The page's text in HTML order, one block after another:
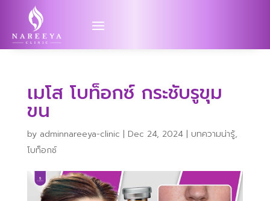
เมโส โบท็อกซ์ กระชับรูขุม
ขน
by adminnareeya-clinic | Dec 24, 2024| บทความน่ารู้,
โบท็อกซ์